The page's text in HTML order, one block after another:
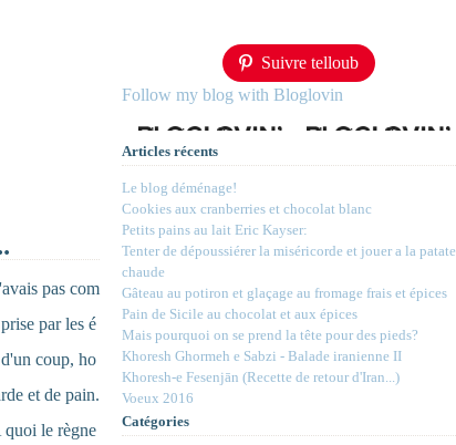
pas com
par les é
coup, ho
et de pain.
quoi le règne
Suivre telloub
Follow my blog with Bloglovin
Articles récents
Le blog déménage!
Cookies aux cranberries et chocolat blanc
Petits pains au lait Eric Kayser:
Tenter de dépoussiérer la miséricorde et jouer a la patate
chaude
Gâteau au potiron et glaçage au fromage frais et épices
Pain de Sicile au chocolat et aux épices
Mais pourquoi on se prend la tête pour des pieds?
Khoresh Ghormeh e Sabzi - Balade iranienne II
Khoresh-e Fesenjān (Recette de retour d'Iran...)
Voeux 2016
Catégories